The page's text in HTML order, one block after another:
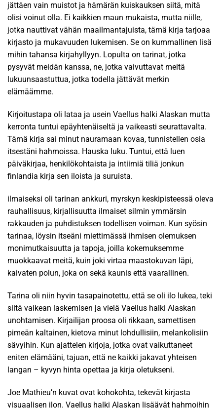
jättäen vain muistot ja hämärän kuiskauksen siitä, mitä
olisi voinut olla. Ei kaikkien maun mukaista, mutta niille,
jotka nauttivat vähän maailmantajuista, tämä kirja tarjoaa
kirjasto ja mukavuuden lukemisen. Se on kummallinen lisä
mihin tahansa kirjahyllyyn. Lopulta on tarinat, jotka
pysyvät meidän kanssa, ne, jotka vaivuttavat meitä
lukuunsaastuttua, jotka todella jättävät merkin
elämäämme.
Kirjoitustapa oli lataa ja usein Vaellus halki Alaskan mutta
kerronta tuntui epäyhtenäiseltä ja vaikeasti seurattavalta.
Tämä kirja sai minut nauramaan kovaa, tunnistellen osia
itsestäni hahmoissa. Hauska luku. Tuntui, että luen
päiväkirjaa, henkilökohtaista ja intiimiä tiliä jonkun
finlandia kirja​ sen iloista ja suruista.
ilmaiseksi oli tarinan ankkuri, myrskyn keskipisteessä oleva
rauhallisuus, kirjallisuutta ilmaiset silmin ymmärsin
rakkauden ja puhdistuksen todellisen voiman. Kun syösin
tarinaa, löysin itseäni miettimässä ihmisen olemuksen
monimutkaisuutta ja tapoja, joilla kokemuksemme
muokkaavat meitä, kuin joki virtaa maastokuvan läpi,
kaivaten polun, joka on sekä kaunis että vaarallinen.
Tarina oli niin hyvin tasapainotettu, että se oli ilo lukea, teki
siitä vaikean laskemisen ja vielä Vaellus halki Alaskan
unohtamisen. Kirjailijan proosa oli rikkaan, samettisen
pimeän kaltainen, kietova minut lohdullisiin, melankolisiin
sävyihin. Kun ajattelen kirjoja, jotka ovat vaikuttaneet
eniten elämääni, tajuan, että ne kaikki jakavat yhteisen
langan – kyvyn hinta opettaa ja kirja oletukseni.
Joe Mathieu’n kuvat ovat kohokohta, tekevät kirjasta
visuaalisen ilon. Vaellus halki Alaskan lisäävät hahmoihin